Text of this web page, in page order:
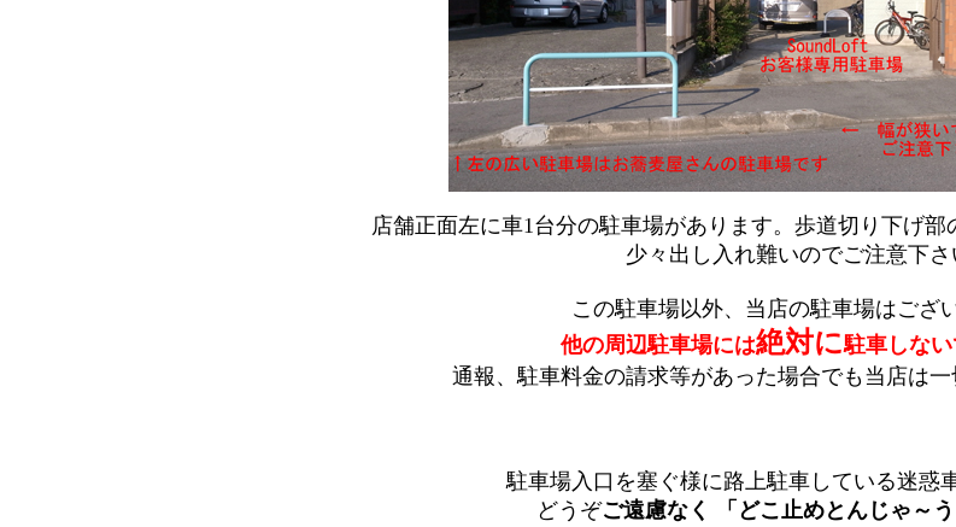
店舗正面左に車1台分の駐車場があります。歩道切り下げ部
少々出し入れ難いのでご注意下さ
この駐車場以外、当店の駐車場はござ
他の周辺駐車場には絶対に駐車しない
通報、駐車料金の請求等があった場合でも当店は一
駐車場入口を塞ぐ様に路上駐車している迷惑
どうぞご遠慮なく 「どこ止めとんじゃ～